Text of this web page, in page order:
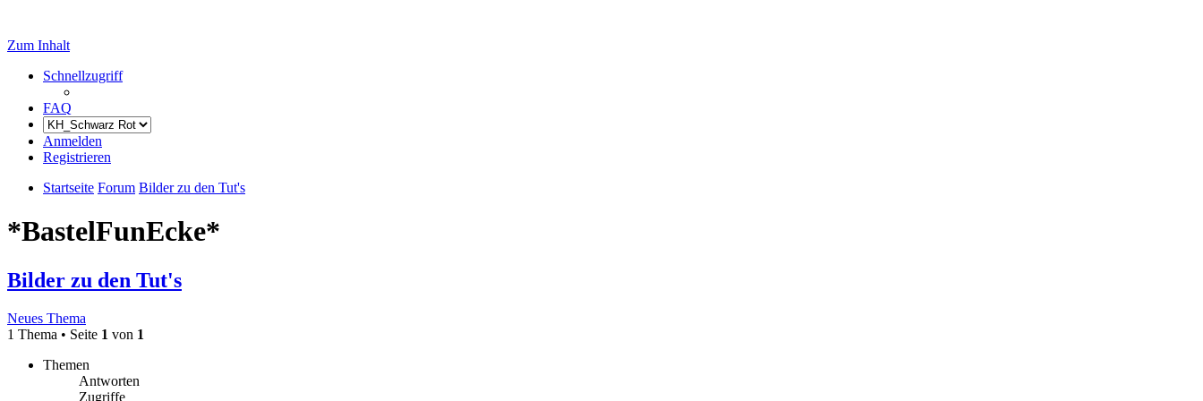
Zum Inhalt
Schnellzugriff
FAQ
Anmelden
Registrieren
Startseite Forum Bilder zu den Tut's
*BastelFunEcke*
Bilder zu den Tut's
Neues Thema
1 Thema • Seite 1 von 1
Themen
Antworten
Zugriffe